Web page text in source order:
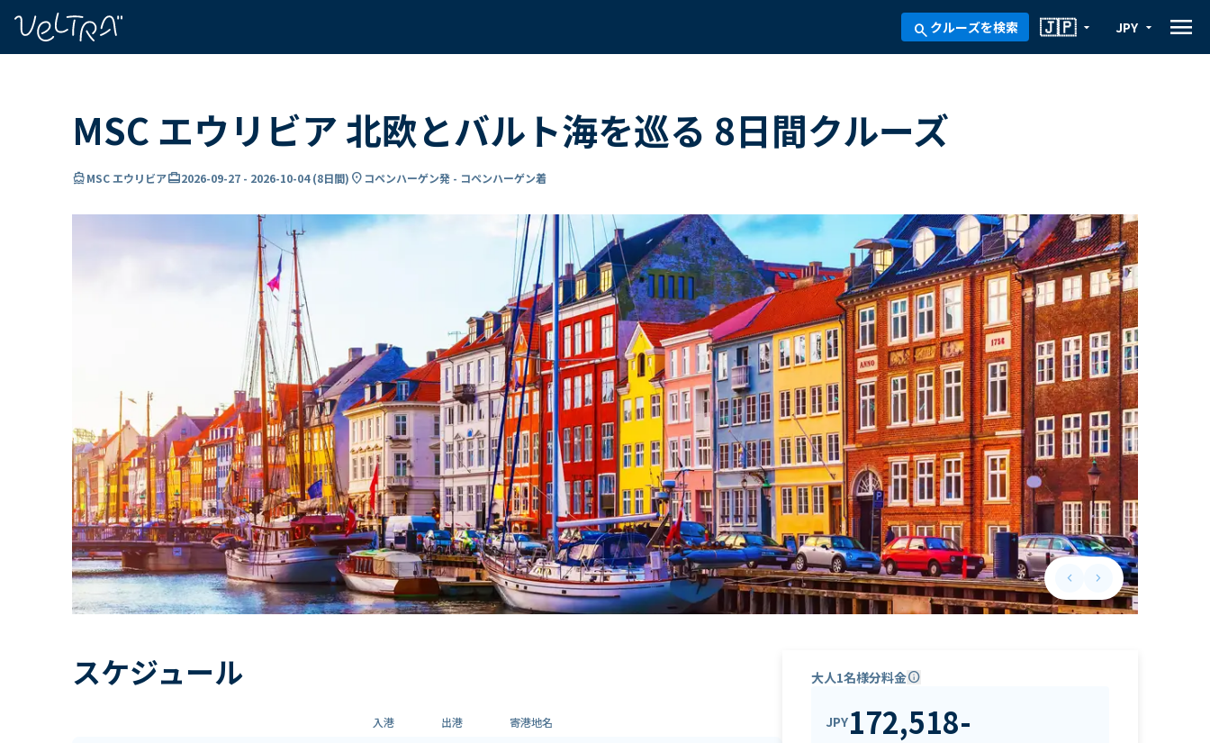
search クルーズを検索 arrow_drop_down
🇯🇵 arrow_drop_down
JPY menu
MSC エウリビア 北欧とバルト海を巡る 8日間クルーズ
directions_boatMSC エウリビアcard_travel2026-09-27 - 2026-10-04(8日間) location_on コペンハーゲン発 - コペンハーゲン着
keyboard_arrow_leftPrevious slide
keyboard_arrow_rightNext slide
スケジュール
入港 出港 寄港地名
大人1名様分料金info
JPY172,518-